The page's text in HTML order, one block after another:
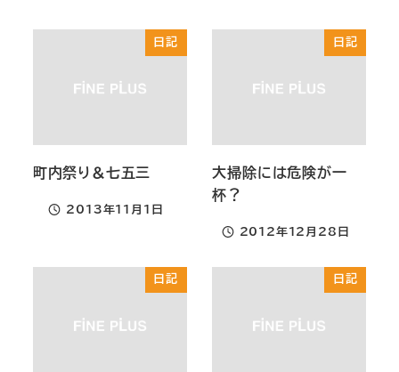
日記
町内祭り＆七五三
投稿日
2013年11月1日
日記
大掃除には危険が一
杯？
投稿日
2012年12月28日
日記 日記